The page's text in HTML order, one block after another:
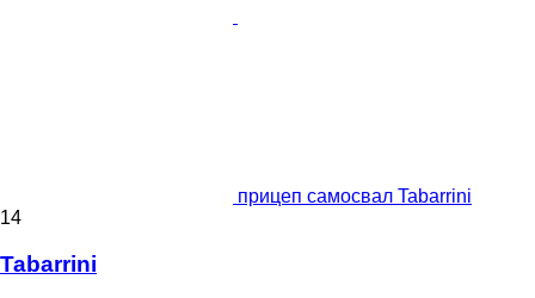
прицеп самосвал Tabarrini
14
Tabarrini